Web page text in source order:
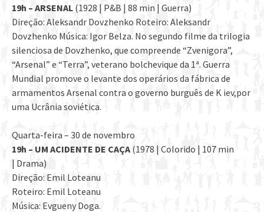
19h – ARSENAL (1928 | P&B | 88 min | Guerra)
Direção: Aleksandr Dovzhenko Roteiro: Aleksandr
Dovzhenko Música: Igor Belza. No segundo filme da trilogia
silenciosa de Dovzhenko, que compreende “Zvenigora”,
“Arsenal” e “Terra”, veterano bolchevique da 1ª. Guerra
Mundial promove o levante dos operários da fábrica de
armamentos Arsenal contra o governo burguês de K iev,por
uma Ucrânia soviética.
Quarta-feira – 30 de novembro
19h – UM ACIDENTE DE CAÇA (1978 | Colorido | 107 min
| Drama)
Direção: Emil Loteanu
Roteiro: Emil Loteanu
Música: Evgueny Doga.